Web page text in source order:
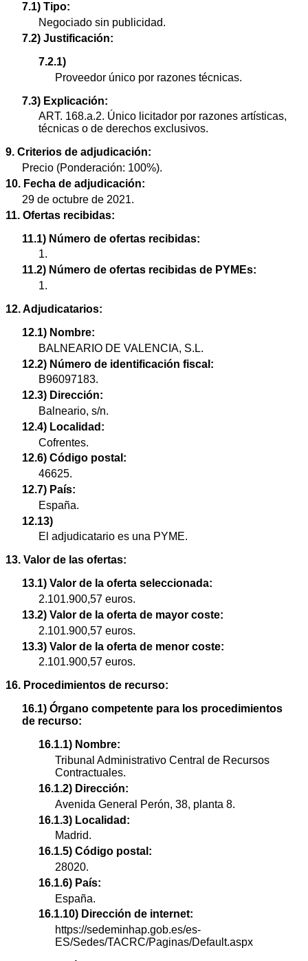
7.1) Tipo:
Negociado sin publicidad.
7.2) Justificación:
7.2.1)
Proveedor único por razones técnicas.
7.3) Explicación:
ART. 168.a.2. Único licitador por razones artísticas,
técnicas o de derechos exclusivos.
9. Criterios de adjudicación:
Precio (Ponderación: 100%).
10. Fecha de adjudicación:
29 de octubre de 2021.
11. Ofertas recibidas:
11.1) Número de ofertas recibidas:
1.
11.2) Número de ofertas recibidas de PYMEs:
1.
12. Adjudicatarios:
12.1) Nombre:
BALNEARIO DE VALENCIA, S.L.
12.2) Número de identificación fiscal:
B96097183.
12.3) Dirección:
Balneario, s/n.
12.4) Localidad:
Cofrentes.
12.6) Código postal:
46625.
12.7) País:
España.
12.13)
El adjudicatario es una PYME.
13. Valor de las ofertas:
13.1) Valor de la oferta seleccionada:
2.101.900,57 euros.
13.2) Valor de la oferta de mayor coste:
2.101.900,57 euros.
13.3) Valor de la oferta de menor coste:
2.101.900,57 euros.
16. Procedimientos de recurso:
16.1) Órgano competente para los procedimientos
de recurso:
16.1.1) Nombre:
Tribunal Administrativo Central de Recursos
Contractuales.
16.1.2) Dirección:
Avenida General Perón, 38, planta 8.
16.1.3) Localidad:
Madrid.
16.1.5) Código postal:
28020.
16.1.6) País:
España.
16.1.10) Dirección de internet:
https://sedeminhap.gob.es/es-
ES/Sedes/TACRC/Paginas/Default.aspx